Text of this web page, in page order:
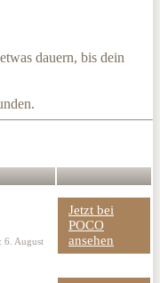
dauern, bis dein
6. August
Jetzt bei
POCO
ansehen